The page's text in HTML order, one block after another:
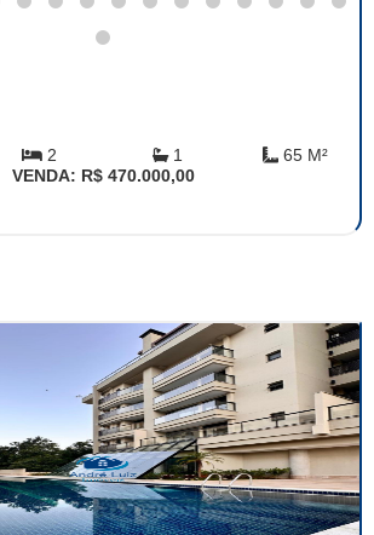
2 1
65 M²
VENDA: R$ 470.000,00